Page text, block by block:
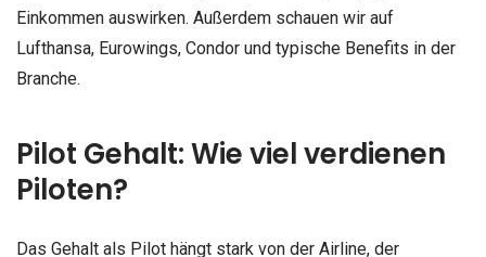
Einkommen auswirken. Außerdem schauen wir auf
Lufthansa, Eurowings, Condor und typische Benefits in der
Branche.
Pilot Gehalt: Wie viel verdienen
Piloten?
Das Gehalt als Pilot hängt stark von der Airline, der